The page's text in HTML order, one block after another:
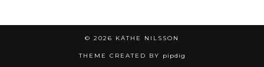
© 2026 KÄTHE NILSSON
THEME CREATED BY pipdig